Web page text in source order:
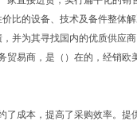
比的设备、技术及备件整体
并为其寻找国内的优质供应商
易商，是（）在的，经销欧
成本，提高了采购效率。